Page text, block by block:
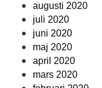
augusti 2020
juli 2020
juni 2020
maj 2020
april 2020
mars 2020